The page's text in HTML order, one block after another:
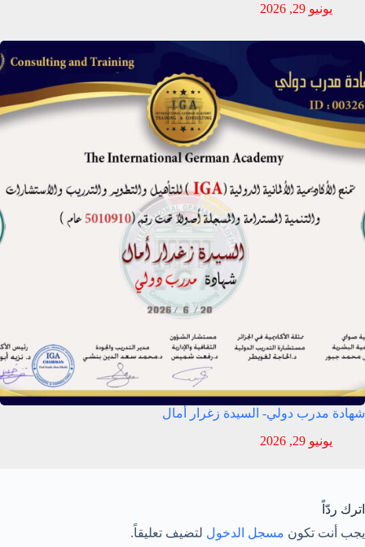
يونيو 29, 2026
شهادة مدرب دولي- السيدة زغرار أمال
يونيو 29, 2026
اترك ردّاً
يجب أنت تكون مسجل الدخول لتضيف تعليقاً.